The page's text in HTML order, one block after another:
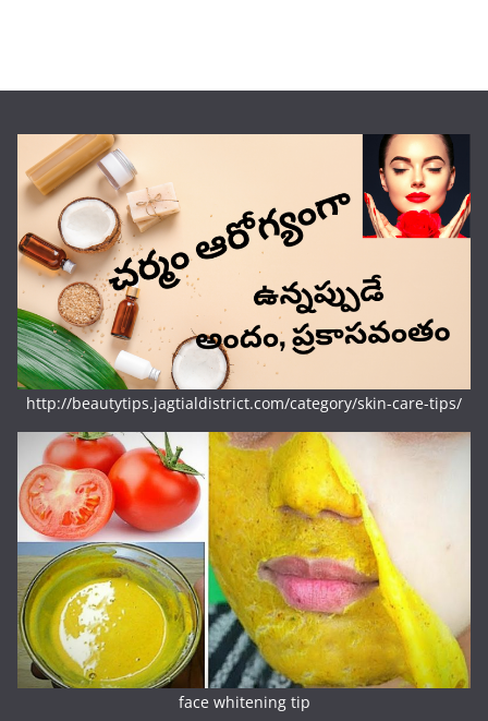
http://beautytips.jagtialdistrict.com/category/skin-care-tips/
face whitening tip